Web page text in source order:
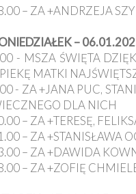
– ZA +ANDRZEJA
–
- MSZA ŚWIĘTA
MATKI
- ZA +JANA PUC,
DLA NICH
– ZA +TERESĘ,
– ZA +STANISŁAWA
– ZA +DAWIDA
– ZA +ZOFIĘ